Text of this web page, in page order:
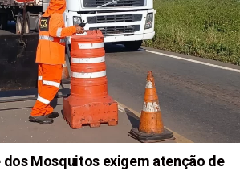
dos Mosquitos exigem atenção de